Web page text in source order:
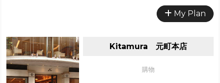
My Plan
Kitamura 元町本店
購物